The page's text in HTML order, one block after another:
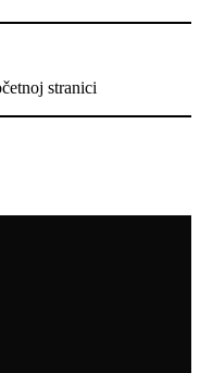
stranici